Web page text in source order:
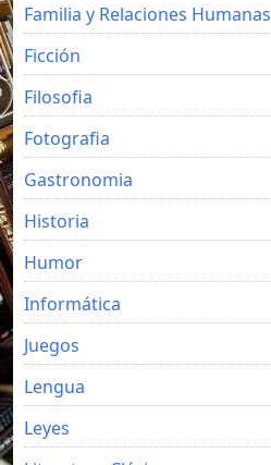
Familia y Relaciones Humanas
Ficción
Filosofia
Fotografia
Gastronomia
Historia
Humor
Informática
Juegos
Lengua
Leyes